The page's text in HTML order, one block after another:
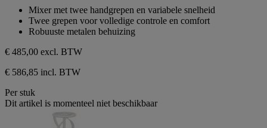
sterren.
Mixer met twee handgrepen en variabele snelheid
Twee grepen voor volledige controle en comfort
Robuuste metalen behuizing
€ 485,00 excl. BTW
€ 586,85 incl. BTW
Per stuk
Dit artikel is momenteel niet beschikbaar